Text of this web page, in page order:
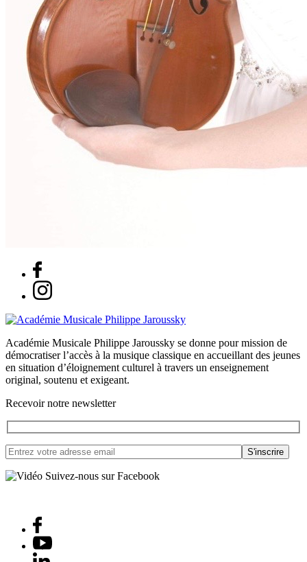
Académie Musicale Philippe Jaroussky se donne pour mission de
démocratiser l’accès à la musique classique en accueillant des jeunes
en situation d’éloignement culturel à travers un enseignement
original, soutenu et exigeant.
Recevoir notre newsletter
Suivez-nous sur Facebook